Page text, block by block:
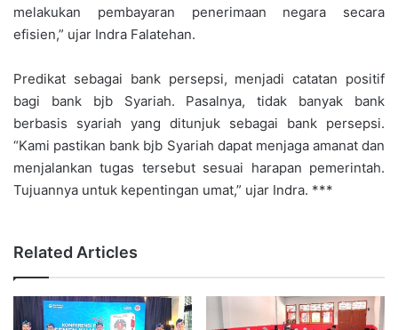
melakukan pembayaran penerimaan negara secara
efisien,” ujar Indra Falatehan.
Predikat sebagai bank persepsi, menjadi catatan positif
bagi bank bjb Syariah. Pasalnya, tidak banyak bank
berbasis syariah yang ditunjuk sebagai bank persepsi.
“Kami pastikan bank bjb Syariah dapat menjaga amanat dan
menjalankan tugas tersebut sesuai harapan pemerintah.
Tujuannya untuk kepentingan umat,” ujar Indra. ***
Related Articles